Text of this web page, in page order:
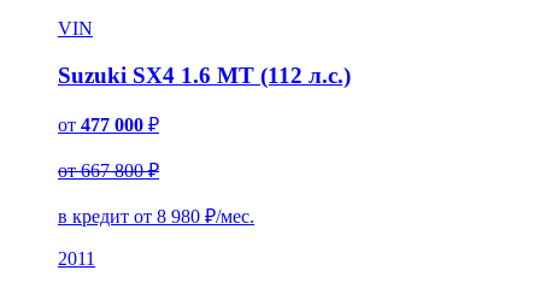
VIN
Suzuki SX4 1.6 MT (112 л.с.)
от 477 000 ₽
от 667 800 ₽
в кредит от 8 980 ₽/мес.
2011